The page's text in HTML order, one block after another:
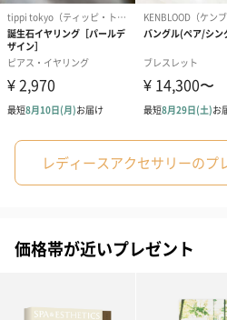
レディースアクセサリーのプ
価格帯が近いプレゼント